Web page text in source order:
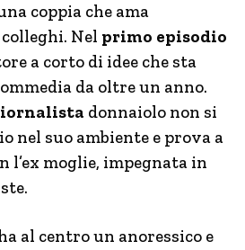
coppia che ama
Nel primo episodio
a corto di idee che sta
da oltre un anno.
donnaiolo non si
nel suo ambiente e prova a
l’ex moglie, impegnata in
al centro un anoressico e